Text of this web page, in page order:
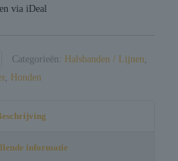
via iDeal
Categorieën: Halsbanden / Lijnen,
, Honden
informatie